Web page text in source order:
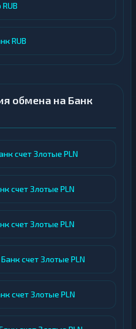
RUB
обмена на Банк
счет Злотые PLN
счет Злотые PLN
счет Злотые PLN
счет Злотые PLN
счет Злотые PLN